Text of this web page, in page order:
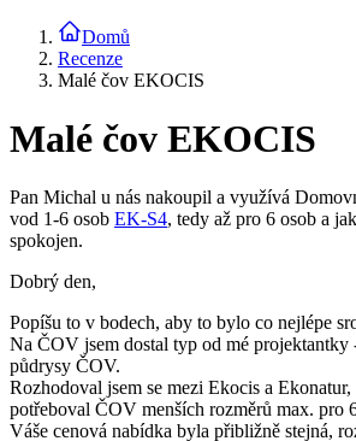
Domů
Recenze
Malé čov EKOCIS
Malé čov EKOCIS
Pan Michal u nás nakoupil a využívá
vod 1-6 osob EK-S4, tedy až pro 6 osob a
spokojen.
Dobrý den,
Popíšu to v bodech, aby to bylo co nejlépe
Na ČOV jsem dostal typ od mé projektantky
půdrysy ČOV.
Rozhodoval jsem se mezi Ekocis a Ekonatur,
potřeboval ČOV menších rozměrů max. pro
Váše cenová nabídka byla přibližně stejná,